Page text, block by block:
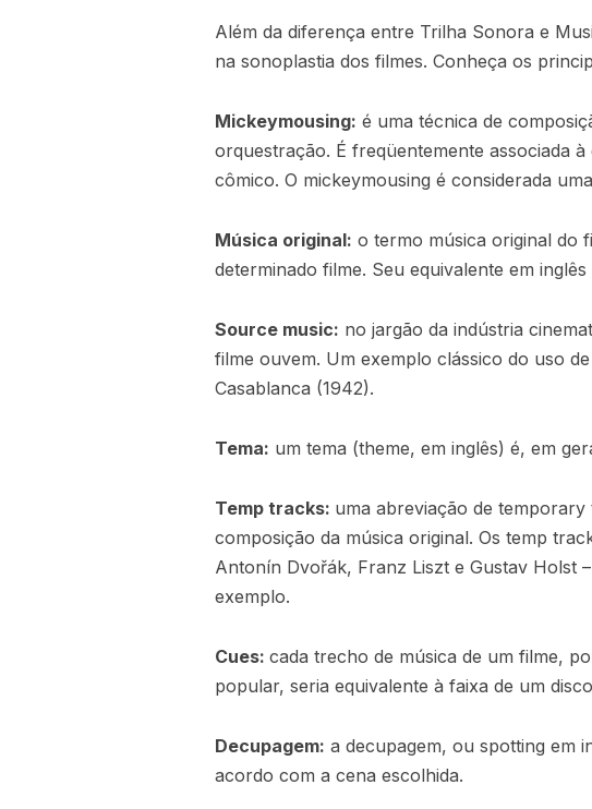
Além da diferença entre Trilha Sonora e
na sonoplastia dos filmes. Conheça os
Mickeymousing: é uma técnica de
orquestração. É freqüentemente associada
cômico. O mickeymousing é considerada
Música original: o termo música original do
determinado filme. Seu equivalente em inglês
Source music: no jargão da indústria
filme ouvem. Um exemplo clássico do uso
Casablanca (1942).
Tema: um tema (theme, em inglês) é, em
Temp tracks: uma abreviação de
composição da música original. Os temp
Antonín Dvořák, Franz Liszt e Gustav Holst
exemplo.
Cues: cada trecho de música de um filme,
popular, seria equivalente à faixa de um
Decupagem: a decupagem, ou spotting em
acordo com a cena escolhida.